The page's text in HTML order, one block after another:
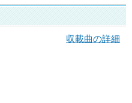
収載曲の詳細